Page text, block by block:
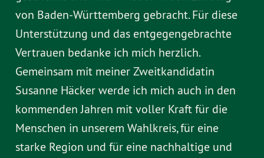
von Baden-Württemberg gebracht. Für diese
Unterstützung und das entgegengebrachte
Vertrauen bedanke ich mich herzlich.
Gemeinsam mit meiner Zweitkandidatin
Susanne Häcker werde ich mich auch in den
kommenden Jahren mit voller Kraft für die
Menschen in unserem Wahlkreis, für eine
starke Region und für eine nachhaltige und